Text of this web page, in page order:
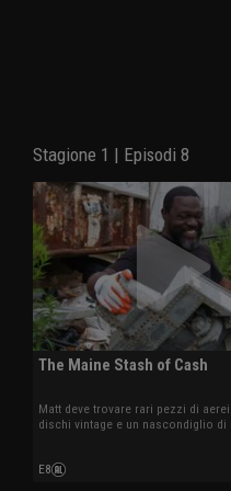
Stagione 1 | Episodi 8
The Maine Stash of Cash
Matt deve trovare rari pezzi di
dischi vintage e un nascondiglio
sgomberare la proprietà e scavare
E8